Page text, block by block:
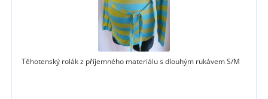
Těhotenský rolák z příjemného materiálu s dlouhým rukávem S/M